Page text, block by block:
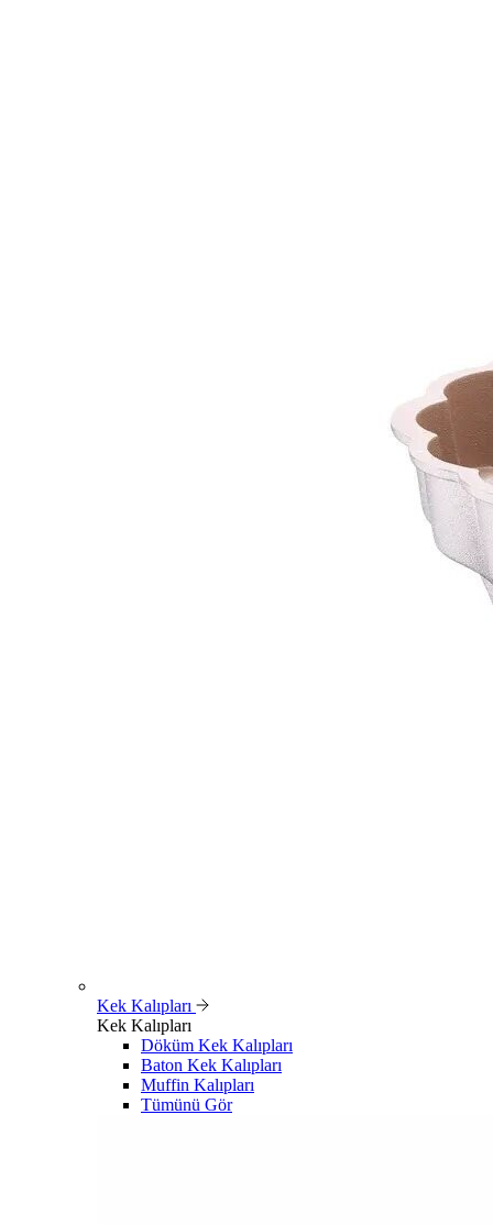
Kek Kalıpları
Kek Kalıpları
Döküm Kek Kalıpları
Baton Kek Kalıpları
Muffin Kalıpları
Tümünü Gör